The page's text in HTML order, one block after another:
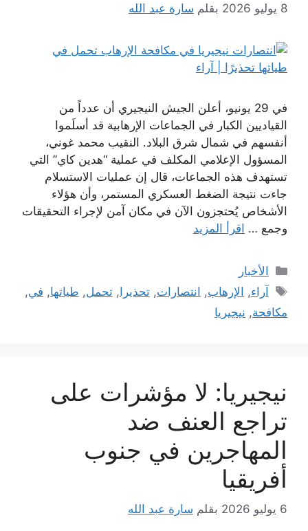
8 يوليو 2026 بقلم سارة عبد الله
في 29 يونيو، أعلن الجيش النيجيري أن عدداً من
القياديين الكبار في الجماعات الإرهابية قد أسلَموا
أنفسهم في شمال شرق البلاد. النقيب محمد غوني،
المسؤول الإعلامي المكلف في عملية “هدين كاي” التي
تستهدف هذه الجماعات، قال إن عمليات الاستسلام
جاءت نتيجة الضغط العسكري المستمر، وأن هؤلاء
الأشخاص يُحتجزون الآن في مكان آمن لإجراء التحقيقات
وجمع … اقرأ المزيد
التصنيفات
الأخبار
الوسوم
آراء, الإرهاب, انتصارات,تحذيرا,تحمل, طياتها, في,
مكافحة, نيجيريا
نيجيريا: لا مؤشرات على
تراجع العنف ضد
المهاجرين في جنوب
أفريقيا
6 يوليو 2026 بقلم سارة عبد الله